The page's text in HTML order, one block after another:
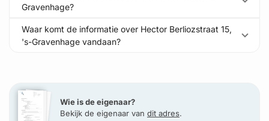
Gravenhage?
Waar komt de informatie over Hector Berliozstraat 15,
's-Gravenhage vandaan?
Wie is de eigenaar?
Bekijk de eigenaar van dit adres.